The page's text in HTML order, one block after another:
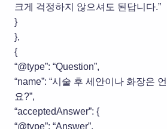
크게 걱정하지 않으셔도 된답니다.”
}
},
{
“@type”: “Question”,
“name”: “시술 후 세안이나 화장은
요?”,
“acceptedAnswer”: {
“@type”: “Answer”,